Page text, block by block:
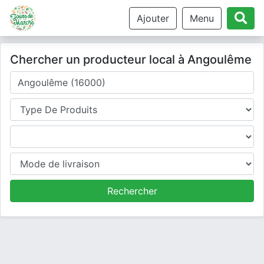
Ajouter Menu
Chercher un producteur local à Angoulême
Où cherchez-vous un producteur ?
Type de produits
Produits
Mode de livraison
Rechercher